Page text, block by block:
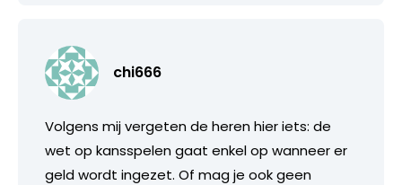
chi666
Volgens mij vergeten de heren hier iets: de
wet op kansspelen gaat enkel op wanneer er
geld wordt ingezet. Of mag je ook geen